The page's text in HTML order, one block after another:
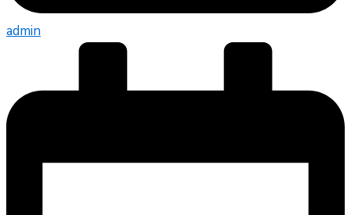
admin